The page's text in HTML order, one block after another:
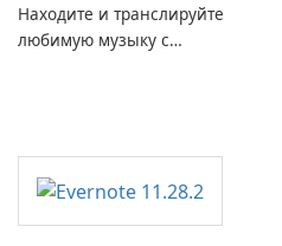
Находите и транслируйте
любимую музыку с